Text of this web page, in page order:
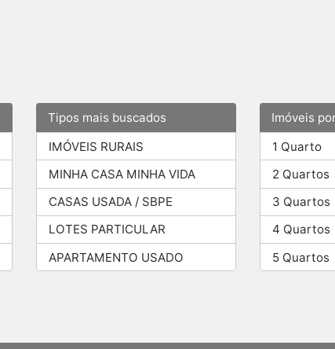
Tipos mais buscados
IMÓVEIS RURAIS
MINHA CASA MINHA VIDA
CASAS USADA / SBPE
LOTES PARTICULAR
APARTAMENTO USADO
Imóveis
1 Quarto
2 Quartos
3 Quartos
4 Quartos
5 Quartos